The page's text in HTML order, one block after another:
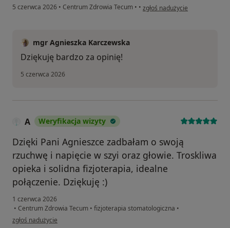
5 czerwca 2026 • Centrum Zdrowia Tecum • • w opinii użytkownika Sebastian
zgłoś nadużycie
mgr Agnieszka Karczewska
Dziękuję bardzo za opinię!
5 czerwca 2026
A Weryfikacja wizyty
Dzięki Pani Agnieszce zadbałam o swoją
rzuchwę i napięcie w szyi oraz głowie. Troskliwa
opieka i solidna fizjoterapia, idealne
połączenie. Dziękuję :)
1 czerwca 2026
• Centrum Zdrowia Tecum • fizjoterapia stomatologiczna •
w opinii użytkownika A
zgłoś nadużycie